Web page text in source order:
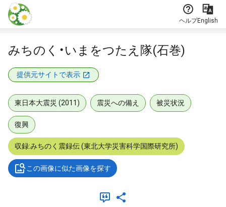
本文に飛ぶ
ヘルプEnglish
みちのく・いまをつたえ隊(石巻)
提供元サイトで表示
東日本大震災 (2011) 震災への備え 被災状況
復興
収録:みちのく震録伝 (東北大学災害科学国際研究所)
この画像に似た画像を探す